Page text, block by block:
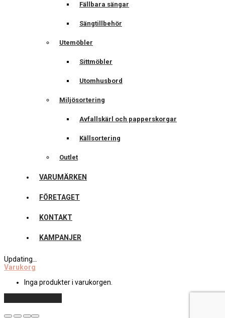
Fällbara sängar
Sängtillbehör
Utemöbler
Sittmöbler
Utomhusbord
Miljösortering
Avfallskärl och papperskorgar
Källsortering
Outlet
VARUMÄRKEN
FÖRETAGET
KONTAKT
KAMPANJER
Updating
Varukorg
Inga produkter i varukorgen.